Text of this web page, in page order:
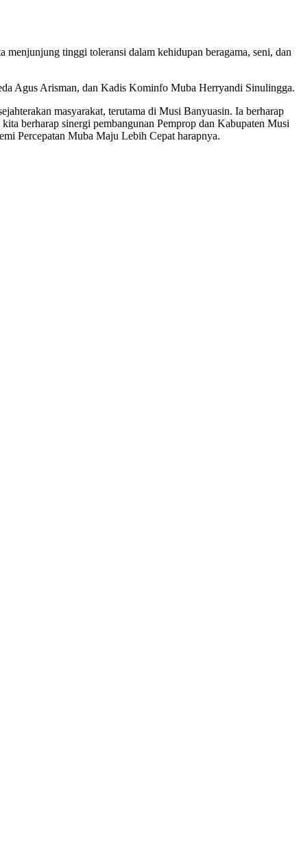
tinggi toleransi dalam kehidupan beragama, seni, dan
Agus Arisman, dan Kadis Kominfo Muba Herryandi Sinulingga.
masyarakat, terutama di Musi Banyuasin. Ia berharap
berharap sinergi pembangunan Pemprop dan Kabupaten Musi
Percepatan Muba Maju Lebih Cepat harapnya.